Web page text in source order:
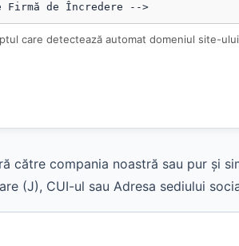
Firmă de Încredere -->
care detectează automat domeniul site-
către compania noastră sau pur și
(J), CUI-ul sau Adresa sediului